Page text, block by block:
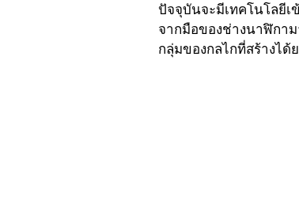
ปัจจุบันจะมีเทคโนโลยีเ
จากมือของช่างนาฬิกา
กลุ่มของกลไกที่สร้างได้